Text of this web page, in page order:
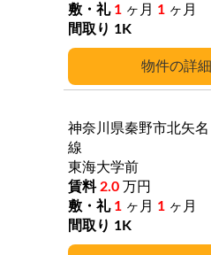
詳細
1 ヶ月 1 ヶ月
1K
神奈川県秦野市北矢名
線
東海大学前
2.0 万円
1 ヶ月 1 ヶ月
1K